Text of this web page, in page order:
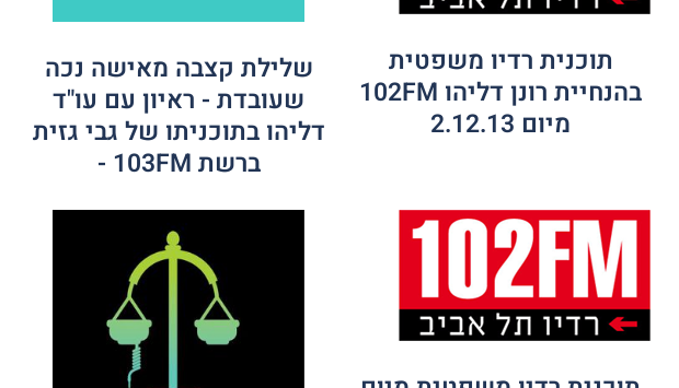
תוכנית רדיו משפטית
בהנחיית רונן דליהו 102FM
מיום 2.12.13
שלילת קצבה מאישה נכה
שעובדת - ראיון עם עו"ד
דליהו בתוכניתו של גבי גזית
ברשת 103FM -